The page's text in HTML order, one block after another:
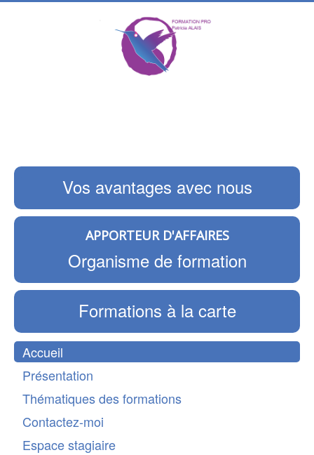
Vos avantages avec nous
APPORTEUR D'AFFAIRES
Organisme de formation
Formations à la carte
Accueil
Présentation
Thématiques des formations
Contactez-moi
Espace stagiaire